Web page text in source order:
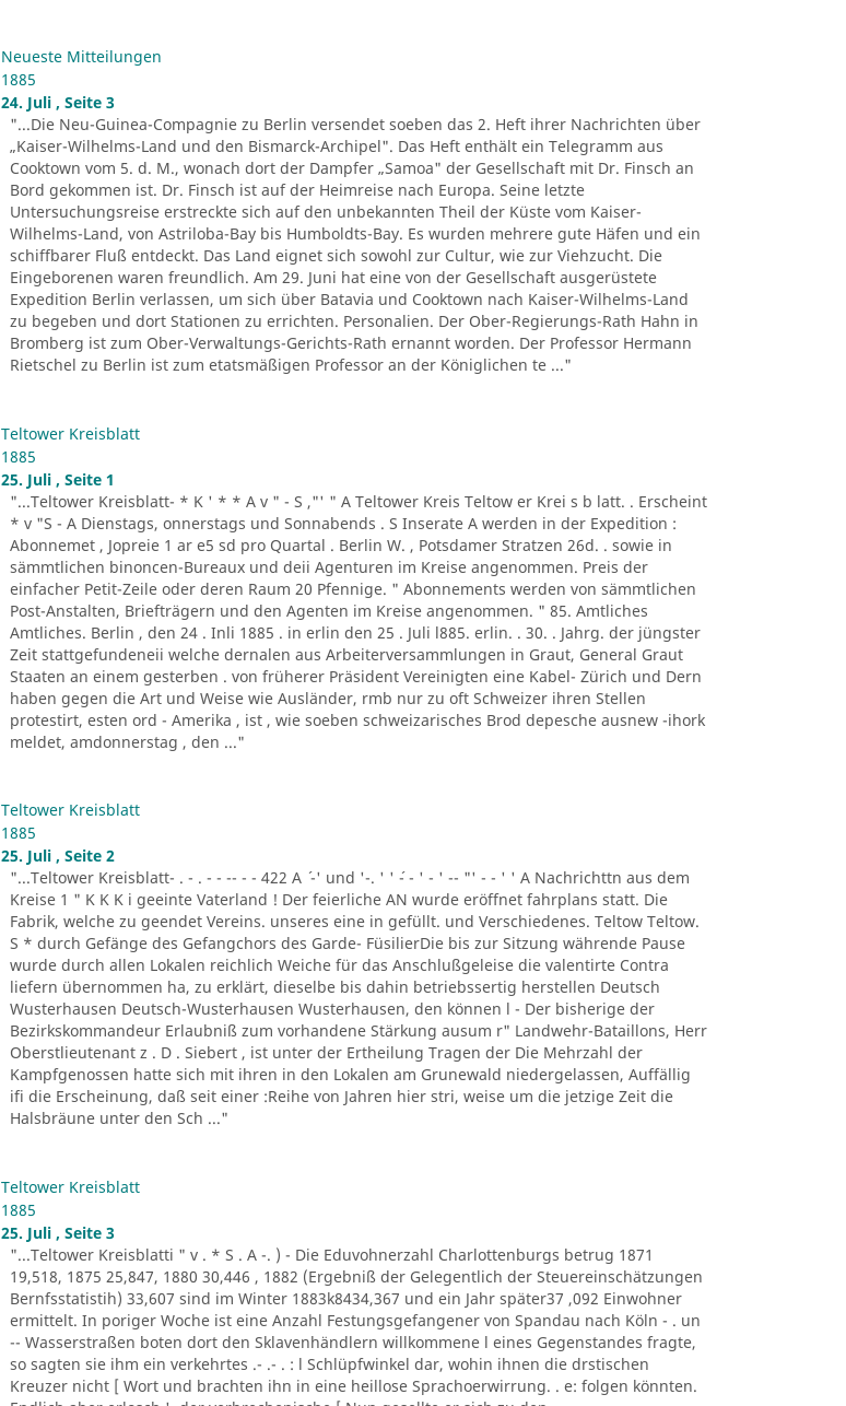
Neueste Mitteilungen
1885
24. Juli , Seite 3
"...Die Neu-Guinea-Compagnie zu Berlin versendet soeben das 2. Heft ihrer Nachrichten über
„Kaiser-Wilhelms-Land und den Bismarck-Archipel". Das Heft enthält ein Telegramm aus
Cooktown vom 5. d. M., wonach dort der Dampfer „Samoa" der Gesellschaft mit Dr. Finsch an
Bord gekommen ist. Dr. Finsch ist auf der Heimreise nach Europa. Seine letzte
Untersuchungsreise erstreckte sich auf den unbekannten Theil der Küste vom Kaiser-
Wilhelms-Land, von Astriloba-Bay bis Humboldts-Bay. Es wurden mehrere gute Häfen und ein
schiffbarer Fluß entdeckt. Das Land eignet sich sowohl zur Cultur, wie zur Viehzucht. Die
Eingeborenen waren freundlich. Am 29. Juni hat eine von der Gesellschaft ausgerüstete
Expedition Berlin verlassen, um sich über Batavia und Cooktown nach Kaiser-Wilhelms-Land
zu begeben und dort Stationen zu errichten. Personalien. Der Ober-Regierungs-Rath Hahn in
Bromberg ist zum Ober-Verwaltungs-Gerichts-Rath ernannt worden. Der Professor Hermann
Rietschel zu Berlin ist zum etatsmäßigen Professor an der Königlichen te ..."
Teltower Kreisblatt
1885
25. Juli , Seite 1
"...Teltower Kreisblatt- * K ' * * A v " - S ,"' " A Teltower Kreis Teltow er Krei s b latt. . Erscheint
* v "S - A Dienstags, onnerstags und Sonnabends . S Inserate A werden in der Expedition :
Abonnemet , Jopreie 1 ar e5 sd pro Quartal . Berlin W. , Potsdamer Stratzen 26d. . sowie in
sämmtlichen binoncen-Bureaux und deii Agenturen im Kreise angenommen. Preis der
einfacher Petit-Zeile oder deren Raum 20 Pfennige. " Abonnements werden von sämmtlichen
Post-Anstalten, Briefträgern und den Agenten im Kreise angenommen. " 85. Amtliches
Amtliches. Berlin , den 24 . Inli 1885 . in erlin den 25 . Juli l885. erlin. . 30. . Jahrg. der jüngster
Zeit stattgefundeneii welche dernalen aus Arbeiterversammlungen in Graut, General Graut
Staaten an einem gesterben . von früherer Präsident Vereinigten eine Kabel- Zürich und Dern
haben gegen die Art und Weise wie Ausländer, rmb nur zu oft Schweizer ihren Stellen
protestirt, esten ord - Amerika , ist , wie soeben schweizarisches Brod depesche ausnew -ihork
meldet, amdonnerstag , den ..."
Teltower Kreisblatt
1885
25. Juli , Seite 2
"...Teltower Kreisblatt- . - . - - -- - - 422 A ´ -' und '-. ' ' ´- - ' - ' -- "' - - ' ' A Nachrichttn aus dem
Kreise 1 " K K K i geeinte Vaterland ! Der feierliche AN wurde eröffnet fahrplans statt. Die
Fabrik, welche zu geendet Vereins. unseres eine in gefüllt. und Verschiedenes. Teltow Teltow.
S * durch Gefänge des Gefangchors des Garde- FüsilierDie bis zur Sitzung währende Pause
wurde durch allen Lokalen reichlich Weiche für das Anschlußgeleise die valentirte Contra
liefern übernommen ha, zu erklärt, dieselbe bis dahin betriebssertig herstellen Deutsch
Wusterhausen Deutsch-Wusterhausen Wusterhausen, den können l - Der bisherige der
Bezirkskommandeur Erlaubniß zum vorhandene Stärkung ausum r" Landwehr-Bataillons, Herr
Oberstlieutenant z . D . Siebert , ist unter der Ertheilung Tragen der Die Mehrzahl der
Kampfgenossen hatte sich mit ihren in den Lokalen am Grunewald niedergelassen, Auffällig
ifi die Erscheinung, daß seit einer :Reihe von Jahren hier stri, weise um die jetzige Zeit die
Halsbräune unter den Sch ..."
Teltower Kreisblatt
1885
25. Juli , Seite 3
"...Teltower Kreisblatti " v . * S . A -. ) - Die Eduvohnerzahl Charlottenburgs betrug 1871
19,518, 1875 25,847, 1880 30,446 , 1882 (Ergebniß der Gelegentlich der Steuereinschätzungen
Bernfsstatistih) 33,607 sind im Winter 1883k8434,367 und ein Jahr später37 ,092 Einwohner
ermittelt. In poriger Woche ist eine Anzahl Festungsgefangener von Spandau nach Köln - . un
-- Wasserstraßen boten dort den Sklavenhändlern willkommene l eines Gegenstandes fragte,
so sagten sie ihm ein verkehrtes .- .- . : l Schlüpfwinkel dar, wohin ihnen die drstischen
Kreuzer nicht [ Wort und brachten ihn in eine heillose Sprachoerwirrung. . e: folgen könnten.